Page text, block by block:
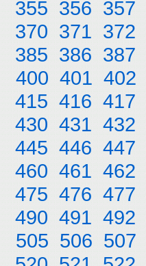
355 356 357
370 371 372
385 386 387
400 401 402
415 416 417
430 431 432
445 446 447
460 461 462
475 476 477
490 491 492
505 506 507